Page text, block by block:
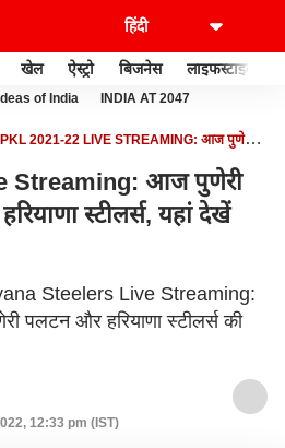
खेल ऐस्ट्रो बिजनेस लाइफस्टाइल
Ideas of India INDIA AT 2047
PKL 2021-22 LIVE STREAMING: आज पुणेरी
Streaming: आज पुणेरी
स्टीलर्स, यहां देखें
Steelers Live Streaming:
पलटन और हरियाणा स्टीलर्स की
12:33 pm (IST)